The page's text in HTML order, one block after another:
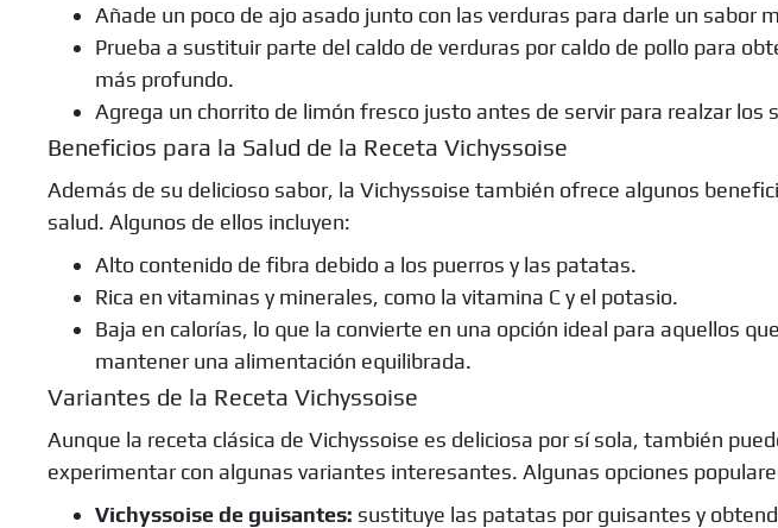
Añade un poco de ajo asado junto con las verduras para darle un sabor
Prueba a sustituir parte del caldo de verduras por caldo de pollo para
más profundo.
Agrega un chorrito de limón fresco justo antes de servir para realzar los
Beneficios para la Salud de la Receta Vichyssoise
Además de su delicioso sabor, la Vichyssoise también ofrece algunos
salud. Algunos de ellos incluyen:
Alto contenido de fibra debido a los puerros y las patatas.
Rica en vitaminas y minerales, como la vitamina C y el potasio.
Baja en calorías, lo que la convierte en una opción ideal para aquellos
mantener una alimentación equilibrada.
Variantes de la Receta Vichyssoise
Aunque la receta clásica de Vichyssoise es deliciosa por sí sola, también
experimentar con algunas variantes interesantes. Algunas opciones
Vichyssoise de guisantes: sustituye las patatas por guisantes y